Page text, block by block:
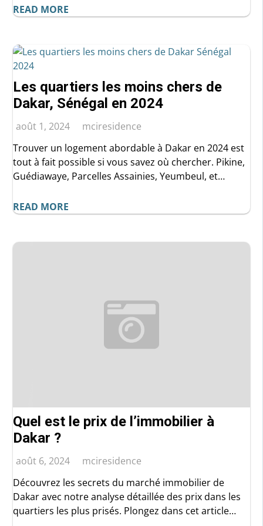
RESIDENCE vous guide à travers les opportunités
immobilières dans ces zones exclusives.
READ MORE
Les quartiers les moins chers de
Dakar, Sénégal en 2024
août 1, 2024
mciresidence
Trouver un logement abordable à Dakar en 2024 est
tout à fait possible si vous savez où chercher. Pikine,
Guédiawaye, Parcelles Assainies, Yeumbeul, et
économiques tout en garantissant une bonne qualité
de vie. En choisissant l'un de ces quartiers, vous
vous ruiner.
READ MORE
Quel est le prix de l’immobilier à
Dakar ?
août 6, 2024
mciresidence
Découvrez les secrets du marché immobilier de
Dakar avec notre analyse détaillée des prix dans les
quartiers les plus prisés. Plongez dans cet article